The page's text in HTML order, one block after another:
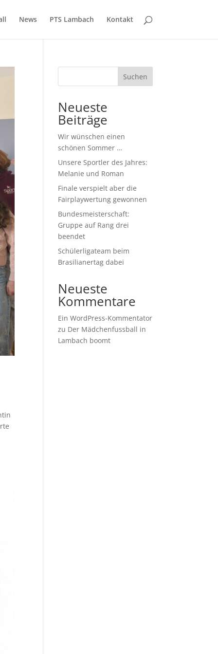
News PTS Lambach Kontakt
Suchen
Neueste
Beiträge
Wir wünschen einen
schönen Sommer …
Unsere Sportler des Jahres:
Melanie und Roman
Finale verspielt aber die
Fairplaywertung gewonnen
Bundesmeisterschaft:
Gruppe auf Rang drei
beendet
Schülerligateam beim
Brasilianertag dabei
Neueste
Kommentare
Ein WordPress-Kommentator
zu Der Mädchenfussball in
Lambach boomt